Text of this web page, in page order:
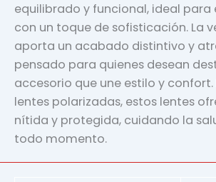
equilibrado y funcional, ideal para
con un toque de sofisticación. La
aporta un acabado distintivo y
pensado para quienes desean
accesorio que une estilo y
lentes polarizadas, estos lentes
nítida y protegida, cuidando la
todo momento.